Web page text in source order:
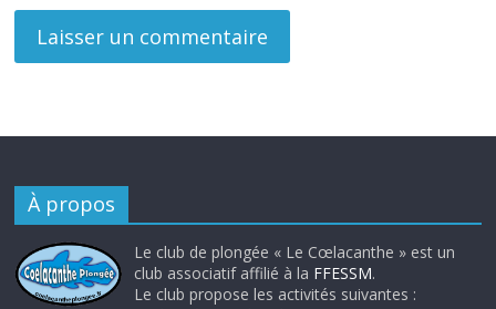
À propos
Le club de plongée « Le Cœlacanthe » est un
club associatif affilié à la FFESSM.
Le club propose les activités suivantes :